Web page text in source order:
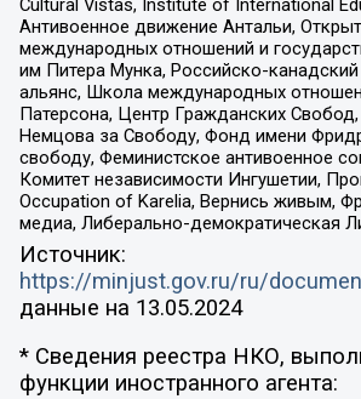
Cultural Vistas, Institute of International
Антивоенное движение Антальи,
международных отношений и
им Питера Мунка, Российско-
альянс, Школа международных
Патерсона, Центр Гражданских
Немцова за Свободу, Фонд имени
свободу, Феминистское антивоенное
Комитет независимости Ингушетии,
Occupation of Karelia, Вернись живым,
медиа, Либерально-демократическая
Источник:
https://minjust.gov.ru/ru/
данные на 13.05.2024
* Сведения реестра НКО,
функции иностранного агента: